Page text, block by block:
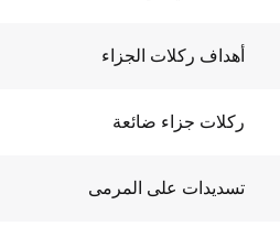
أهداف ركلات الجزاء
ركلات جزاء ضائعة
تسديدات على المرمى